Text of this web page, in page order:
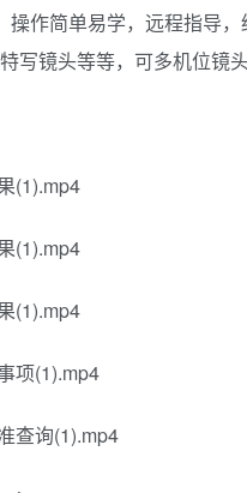
操作简单易学，远程指导
写镜头等等，可多机位镜
(1).mp4
(1).mp4
(1).mp4
项(1).mp4
查询(1).mp4